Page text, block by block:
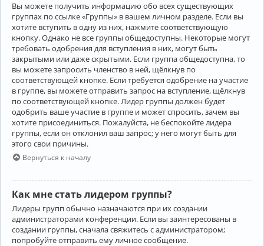
Вы можете получить информацию обо всех существующих
группах по ссылке «Группы» в вашем личном разделе. Если вы
хотите вступить в одну из них, нажмите соответствующую
кнопку. Однако не все группы общедоступны. Некоторые могут
требовать одобрения для вступления в них, могут быть
закрытыми или даже скрытыми. Если группа общедоступна, то
вы можете запросить членство в ней, щёлкнув по
соответствующей кнопке. Если требуется одобрение на участие
в группе, вы можете отправить запрос на вступление, щёлкнув
по соответствующей кнопке. Лидер группы должен будет
одобрить ваше участие в группе и может спросить, зачем вы
хотите присоединиться. Пожалуйста, не беспокойте лидера
группы, если он отклонил ваш запрос; у него могут быть для
этого свои причины.
Вернуться к началу
Как мне стать лидером группы?
Лидеры групп обычно назначаются при их создании
администраторами конференции. Если вы заинтересованы в
создании группы, сначала свяжитесь с администратором;
попробуйте отправить ему личное сообщение.